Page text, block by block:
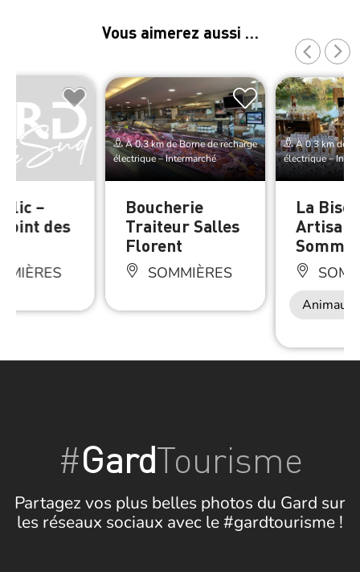
Vous aimerez aussi …
–
des
À 0.3 km de Borne de recharge
électrique – Intermarché
Boucherie
Traiteur Salles
Florent
SOMMIÈRES
À 0.3 km de
électrique –
La
Animaux
#GardTourisme
Partagez vos plus belles photos du Gard sur
les réseaux sociaux avec le #gardtourisme !